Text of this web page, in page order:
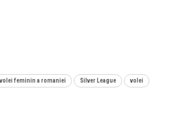
feminin a romaniei Silver League volei